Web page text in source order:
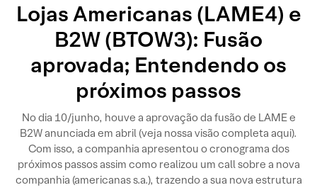
Lojas Americanas (LAME4) e
B2W (BTOW3): Fusão
aprovada; Entendendo os
próximos passos
No dia 10/junho, houve a aprovação da fusão de LAME e
B2W anunciada em abril (veja nossa visão completa aqui).
Com isso, a companhia apresentou o cronograma dos
próximos passos assim como realizou um call sobre a nova
companhia (americanas s.a.), trazendo a sua nova estrutura